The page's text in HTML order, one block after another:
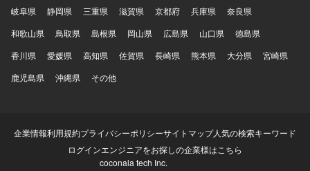
岐阜県
静岡県 三重県 滋賀県 京都府 兵庫県
奈良県
和歌山県
鳥取県 島根県 岡山県 広島県 山口県
徳島県
香川県
愛媛県 高知県 佐賀県 長崎県 熊本県 大分県
宮崎県
鹿児島県
沖縄県 その他
企業情報利用規約プライバシーポリシーサイトマップ人気の検索キーワード
ログインエンジニアをお探しの企業様はこちら
coconala tech Inc.